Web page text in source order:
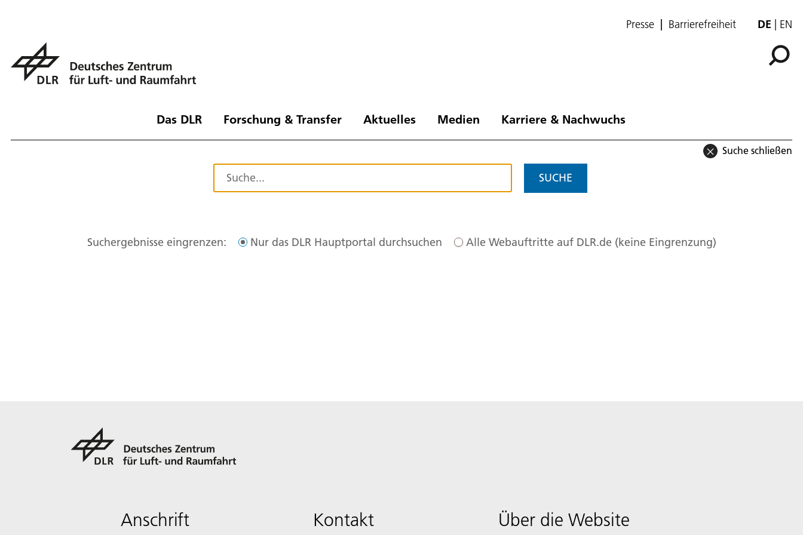
Presse Barrierefreiheit DE EN
Das DLR Forschung & Transfer Aktuelles Medien Karriere & Nachwuchs
Suche schließen
SUCHE
Suchergebnisse eingrenzen: Nur das DLR Hauptportal durchsuchen Alle Webauftritte auf DLR.de (keine Eingrenzung)
Anschrift Kontakt Über die Website